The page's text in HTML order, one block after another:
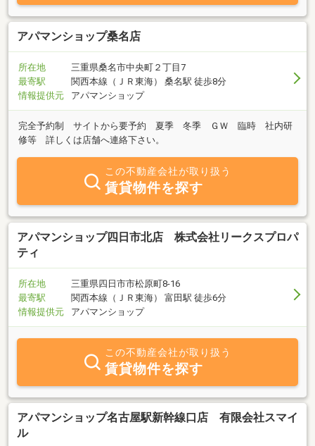
は、まずその窓口としてあおぞら不動産をご利用ください！
アパマンショップ桑名店
所在地
三重県桑名市中央町２丁目7
最寄駅
関西本線（ＪＲ東海） 桑名駅 徒歩8分
情報提供元
アパマンショップ
完全予約制 サイトから要予約 夏季 冬季 ＧＷ 臨時 社内研
修等 詳しくは店舗へ連絡下さい。
この不動産会社が取り扱う
賃貸物件を探す
アパマンショップ四日市北店 株式会社リークスプロパ
ティ
所在地
三重県四日市市松原町8-16
最寄駅
関西本線（ＪＲ東海） 富田駅 徒歩6分
情報提供元
アパマンショップ
この不動産会社が取り扱う
賃貸物件を探す
アパマンショップ名古屋駅新幹線口店 有限会社スマイ
ル